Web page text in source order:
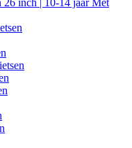
26 inch | 10-14 jaar Met